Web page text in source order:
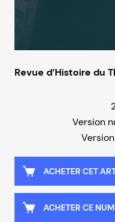
Revue d’Histoire du
Version
ACHETER CET
ACHETER CE